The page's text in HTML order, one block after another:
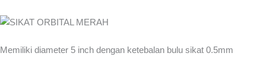
Memiliki diameter 5 inch dengan ketebalan bulu sikat 0.5mm